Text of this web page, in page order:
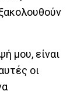
μου, είναι
οι